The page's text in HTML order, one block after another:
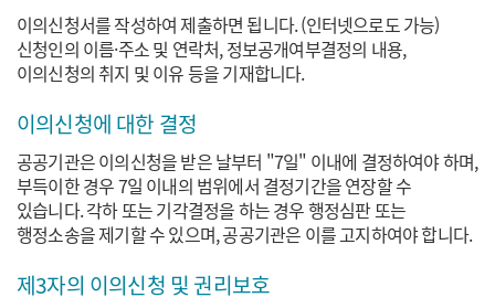
이의신청서를 작성하여 제출하면 됩니다. (인터넷으로도 가능)
신청인의 이름·주소 및 연락처, 정보공개여부결정의 내용,
이의신청의 취지 및 이유 등을 기재합니다.
이의신청에 대한 결정
공공기관은 이의신청을 받은 날부터 "7일" 이내에 결정하여야 하며,
부득이한 경우 7일 이내의 범위에서 결정기간을 연장할 수
있습니다. 각하 또는 기각결정을 하는 경우 행정심판 또는
행정소송을 제기할 수 있으며, 공공기관은 이를 고지하여야 합니다.
제3자의 이의신청 및 권리보호